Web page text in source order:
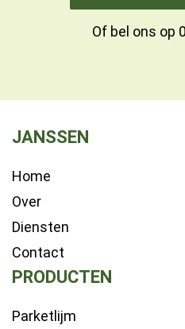
Of bel ons op
JANSSEN
Home
Over
Diensten
Contact
PRODUCTEN
Parketlijm